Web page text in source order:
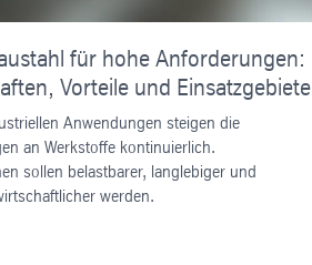
für hohe Anforderungen:
Vorteile und Einsatzgebiete
Anwendungen steigen die
an Werkstoffe kontinuierlich.
sollen belastbarer, langlebiger und
werden.